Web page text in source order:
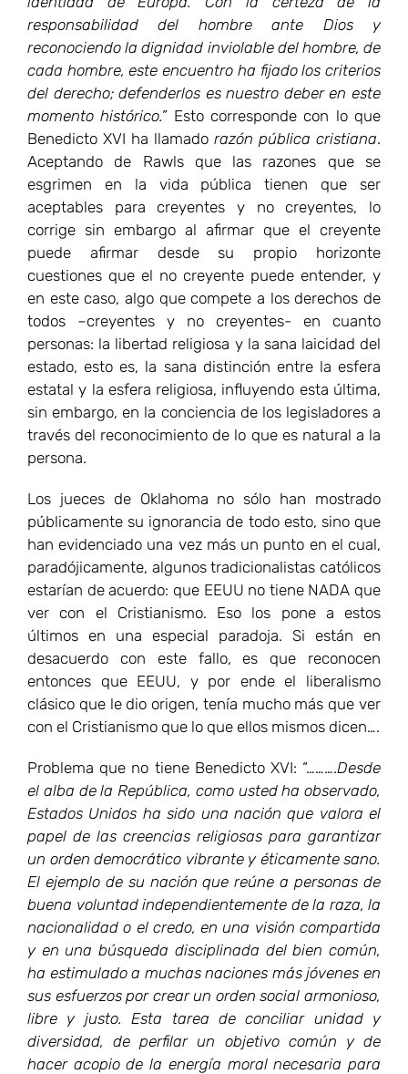
responsabilidad del hombre ante Dios y
reconociendo la dignidad inviolable del hombre, de
cada hombre, este encuentro ha fijado los criterios
del derecho; defenderlos es nuestro deber en este
momento histórico.”Esto corresponde con lo que
Benedicto XVI ha llamado razón pública cristiana.
Aceptando de Rawls que las razones que se
esgrimen en la vida pública tienen que ser
aceptables para creyentes y no creyentes, lo
corrige sin embargo al afirmar que el creyente
puede afirmar desde su propio horizonte
cuestiones que el no creyente puede entender, y
en este caso, algo que compete a los derechos de
todos –creyentes y no creyentes- en cuanto
personas: la libertad religiosa y la sana laicidad del
estado, esto es, la sana distinción entre la esfera
estatal y la esfera religiosa, influyendo esta última,
sin embargo, en la conciencia de los legisladores a
través del reconocimiento de lo que es natural a la
persona.
Los jueces de Oklahoma no sólo han mostrado
públicamente su ignorancia de todo esto, sino que
han evidenciado una vez más un punto en el cual,
paradójicamente, algunos tradicionalistas católicos
estarían de acuerdo: que EEUU no tiene NADA que
ver con el Cristianismo. Eso los pone a estos
últimos en una especial paradoja. Si están en
desacuerdo con este fallo, es que reconocen
entonces que EEUU, y por ende el liberalismo
clásico que le dio origen, tenía mucho más que ver
con el Cristianismo que lo que ellos mismos dicen….
Problema que no tiene Benedicto XVI: “……….Desde
el alba de la República, como usted ha observado,
Estados Unidos ha sido una nación que valora el
papel de las creencias religiosas para garantizar
un orden democrático vibrante y éticamente sano.
El ejemplo de su nación que reúne a personas de
buena voluntad independientemente de la raza, la
nacionalidad o el credo, en una visión compartida
y en una búsqueda disciplinada del bien común,
ha estimulado a muchas naciones más jóvenes en
sus esfuerzos por crear un orden social armonioso,
libre y justo. Esta tarea de conciliar unidad y
diversidad, de perfilar un objetivo común y de
hacer acopio de la energía moral necesaria para